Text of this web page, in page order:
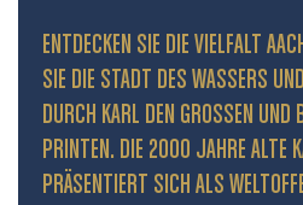
ENTDECKEN SIE DIE VIELFALT
IE DIE STADT DES WASSERS UND
URCH KARL DEN GROSSEN UND
INTEN. DIE 2000 JAHRE ALTE
ÄSENTIERT SICH ALS